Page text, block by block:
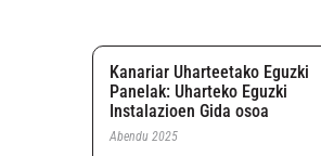
Kanariar Uharteetako Eguzki
Panelak: Uharteko Eguzki
Instalazioen Gida osoa
Abendu 2025